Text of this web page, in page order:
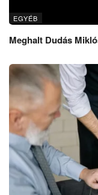
EGYÉB
Meghalt Dudás